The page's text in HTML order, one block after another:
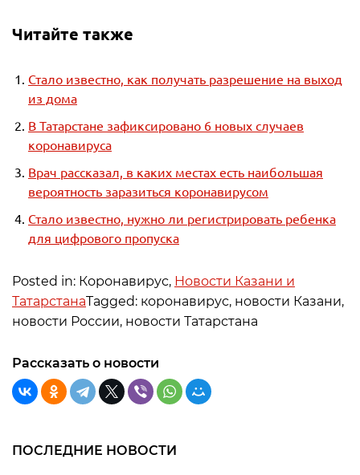
Читайте также
Стало известно, как получать разрешение на выход
из дома
В Татарстане зафиксировано 6 новых случаев
коронавируса
Врач рассказал, в каких местах есть наибольшая
вероятность заразиться коронавирусом
Стало известно, нужно ли регистрировать ребенка
для цифрового пропуска
Posted in: Коронавирус, Новости Казани и
ТатарстанаTagged: коронавирус, новости Казани,
новости России, новости Татарстана
Рассказать о новости
ПОСЛЕДНИЕ НОВОСТИ